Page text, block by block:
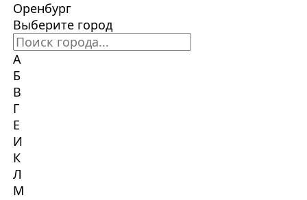
Оренбург
Выберите город
А
Б
В
Г
Е
И
К
Л
М